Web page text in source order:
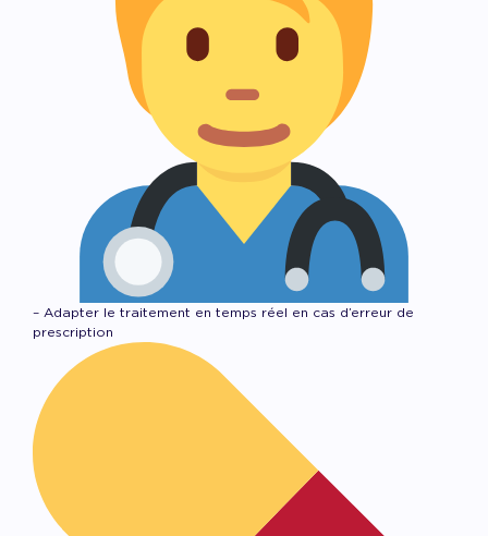
– Adapter le traitement en temps réel en cas d’erreur de
prescription